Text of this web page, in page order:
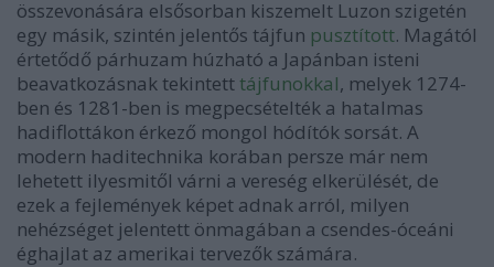
összevonására elsősorban kiszemelt Luzon szigetén
egy másik, szintén jelentős tájfun pusztított. Magától
értetődő párhuzam húzható a Japánban isteni
beavatkozásnak tekintett tájfunokkal, melyek 1274-
ben és 1281-ben is megpecsételték a hatalmas
hadiflottákon érkező mongol hódítók sorsát. A
modern haditechnika korában persze már nem
lehetett ilyesmitől várni a vereség elkerülését, de
ezek a fejlemények képet adnak arról, milyen
nehézséget jelentett önmagában a csendes-óceáni
éghajlat az amerikai tervezők számára.